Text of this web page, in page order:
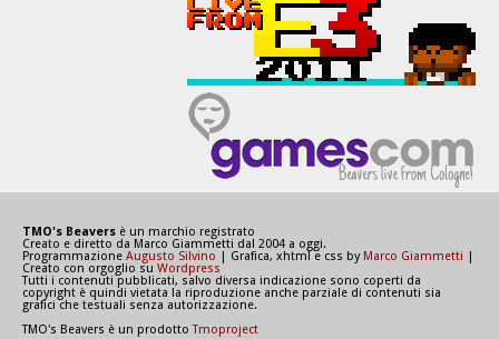
TMO's Beavers è un marchio registrato
Creato e diretto da Marco Giammetti dal 2004 a oggi.
Programmazione Augusto Silvino | Grafica, xhtml e css byMarco Giammetti
Creato con orgoglio su Wordpress
Tutti i contenuti pubblicati, salvo diversa indicazione sono coperti da
copyright è quindi vietata la riproduzione anche parziale di contenuti sia
grafici che testuali senza autorizzazione.
TMO's Beavers è un prodottoTmoproject